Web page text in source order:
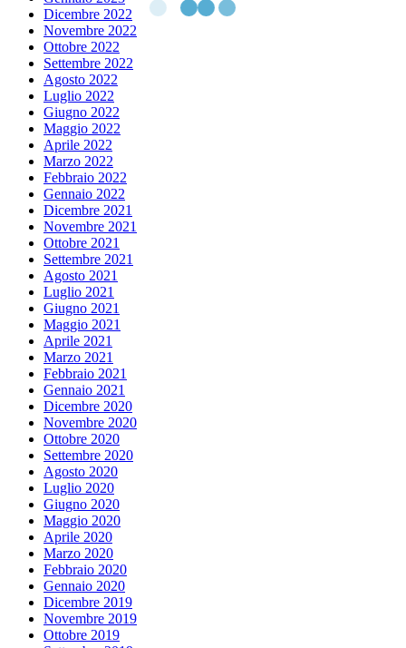
Dicembre 2022
Novembre 2022
Ottobre 2022
Settembre 2022
Agosto 2022
Luglio 2022
Giugno 2022
Maggio 2022
Aprile 2022
Marzo 2022
Febbraio 2022
Gennaio 2022
Dicembre 2021
Novembre 2021
Ottobre 2021
Settembre 2021
Agosto 2021
Luglio 2021
Giugno 2021
Maggio 2021
Aprile 2021
Marzo 2021
Febbraio 2021
Gennaio 2021
Dicembre 2020
Novembre 2020
Ottobre 2020
Settembre 2020
Agosto 2020
Luglio 2020
Giugno 2020
Maggio 2020
Aprile 2020
Marzo 2020
Febbraio 2020
Gennaio 2020
Dicembre 2019
Novembre 2019
Ottobre 2019